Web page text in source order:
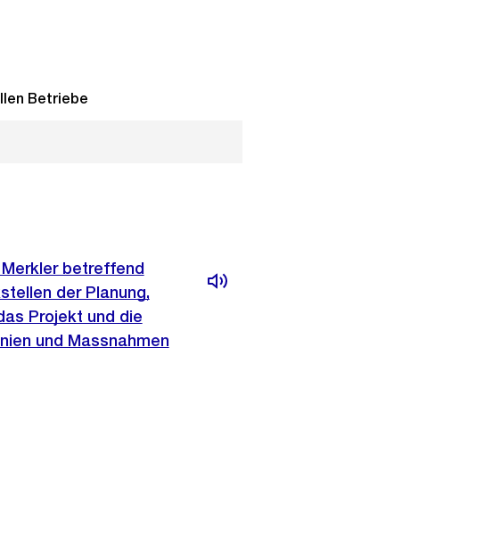
Betriebe
Merkler betreffend
der Planung,
Projekt und die
und Massnahmen